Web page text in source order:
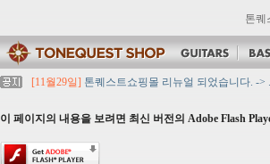
톤퀘
[11월29일] 톤퀘스트쇼핑몰 리뉴얼 되었습니다. ->
[11월29일][대리점 모집] Gretsch, Jackson 대리점
[11월29일]
2021년 추석 영업 시간 & 배송 공지
이 페이지의 내용을 보려면 최신 버전의 Adobe Flash